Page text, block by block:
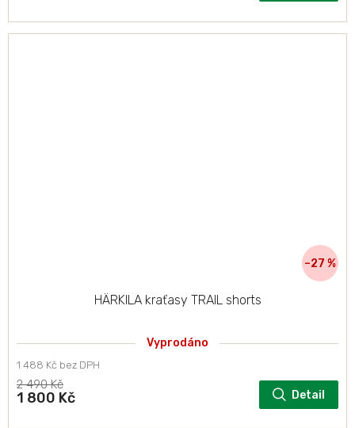
–27 %
HÄRKILA kraťasy TRAIL shorts
Vyprodáno
1 488 Kč bez DPH
2 490 Kč
1 800 Kč Detail